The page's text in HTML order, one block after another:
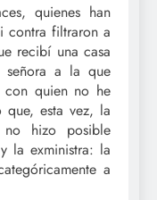
quienes han
contra filtraron a
recibí una casa
a la que
con quien no he
esta vez, la
hizo posible
la exministra: la
a